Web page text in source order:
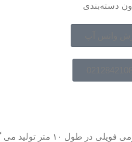
دسته‌بندی